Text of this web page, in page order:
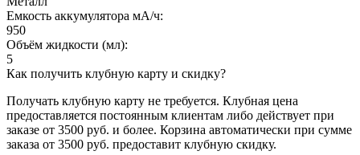
Емкость аккумулятора мА/ч:
950
Объём жидкости (мл):
5
Как получить клубную карту и скидку?
Получать клубную карту не требуется. Клубная цена
предоставляется постоянным клиентам либо действует при
заказе от 3500 руб. и более. Корзина автоматически при сумме
заказа от 3500 руб. предоставит клубную скидку.